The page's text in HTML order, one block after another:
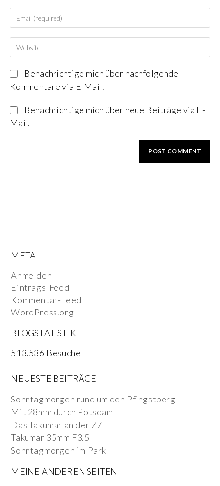
Benachrichtige mich über nachfolgende
Kommentare via E-Mail.
Benachrichtige mich über neue Beiträge via E-
Mail.
META
Anmelden
Eintrags-Feed
Kommentar-Feed
WordPress.org
BLOGSTATISTIK
513.536 Besuche
NEUESTE BEITRÄGE
Sonntagmorgen rund um den Pfingstberg
Mit 28mm durch Potsdam
Das Takumar an der Z7
Takumar 35mm F3.5
Sonntagmorgen im Park
MEINE ANDEREN SEITEN